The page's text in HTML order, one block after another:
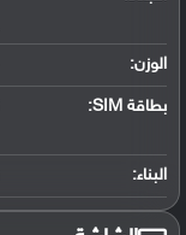
الوزن:
بطاقة SIM:
البناء: